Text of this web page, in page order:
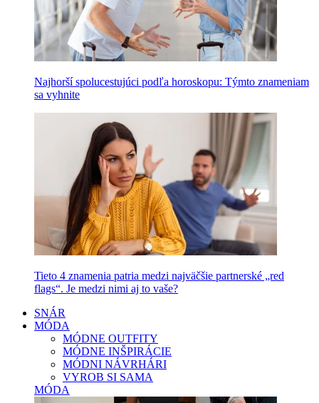
Najhorší spolucestujúci podľa horoskopu: Týmto znameniam
sa vyhnite
Tieto 4 znamenia patria medzi najväčšie partnerské „red
flags“. Je medzi nimi aj to vaše?
SNÁR
MÓDA
MÓDNE OUTFITY
MÓDNE INŠPIRÁCIE
MÓDNI NÁVRHÁRI
VYROB SI SAMA
MÓDA